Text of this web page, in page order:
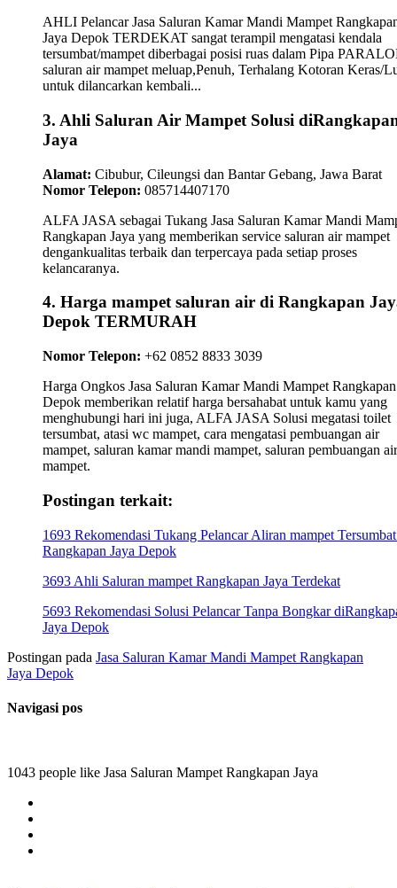
AHLI Pelancar Jasa Saluran Kamar Mandi Mampet
Jaya Depok TERDEKAT sangat terampil mengatasi kendala
tersumbat/mampet diberbagai posisi ruas dalam Pipa
saluran air mampet meluap,Penuh, Terhalang Kotoran Keras/
untuk dilancarkan kembali...
3. Ahli Saluran Air Mampet Solusi
Jaya
Alamat: Cibubur, Cileungsi dan Bantar Gebang, Jawa Barat
Nomor Telepon: 085714407170
ALFA JASA sebagai Tukang Jasa Saluran Kamar Mandi
Rangkapan Jaya yang memberikan service saluran air mampet
dengankualitas terbaik dan terpercaya pada setiap proses
kelancaranya.
4. Harga mampet saluran air di Rangkapan
Depok TERMURAH
Nomor Telepon: +62 0852 8833 3039
Harga Ongkos Jasa Saluran Kamar Mandi Mampet
Depok memberikan relatif harga bersahabat untuk kamu yang
menghubungi hari ini juga, ALFA JASA Solusi megatasi toilet
tersumbat, atasi wc mampet, cara mengatasi pembuangan air
mampet, saluran kamar mandi mampet, saluran pembuangan air
mampet.
Postingan terkait:
1693 Rekomendasi Tukang Pelancar Aliran mampet
Rangkapan Jaya Depok
3693 Ahli Saluran mampet Rangkapan Jaya Terdekat
5693 Rekomendasi Solusi Pelancar Tanpa Bongkar
Jaya Depok
Postingan pada Jasa Saluran Kamar Mandi Mampet Rangkapan
Jaya Depok
Navigasi pos
1043 people like Jasa Saluran Mampet Rangkapan Jaya